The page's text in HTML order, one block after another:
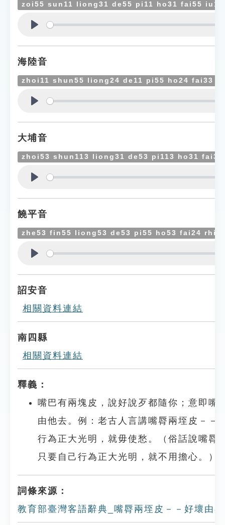
zoi55 sun11 liong31 de55 pi11 ho31 fai55
海陸音
zhoi11 shun55 liong24 de11 pi55 ho24 fai33
大埔音
zhoi53 shun113 liong31 de53 pi113 ho31
饒平音
zhe53 fin55 liong53 de53 pi55 ho53 fai24
詔安音
相關資料連結
南四縣
相關資料連結
釋義：
嘴巴有兩塊皮，說好說歹都隨你；意即嘴
由他去。例：老古人言講嘴脣兩垤皮－－
行為正大光明，就毋使愁。（俗話說嘴脣
只要自己行為正大光明，就不用擔心。）
詞條來源：
教育部臺灣客語辭典_嘴脣兩垤皮－－好壞由